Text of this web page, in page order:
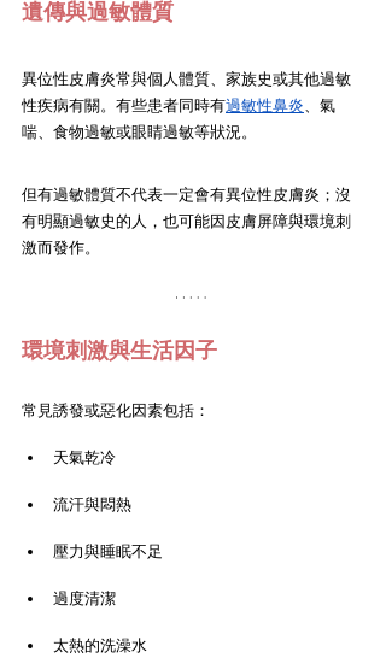
遺傳與過敏體質
異位性皮膚炎常與個人體質、家族史或其他過敏
性疾病有關。有些患者同時有過敏性鼻炎 、氣
喘、食物過敏或眼睛過敏等狀況。
但有過敏體質不代表一定會有異位性皮膚炎；沒
有明顯過敏史的人，也可能因皮膚屏障與環境刺
激而發作。
環境刺激與生活因子
常見誘發或惡化因素包括：
天氣乾冷
流汗與悶熱
壓力與睡眠不足
過度清潔
太熱的洗澡水